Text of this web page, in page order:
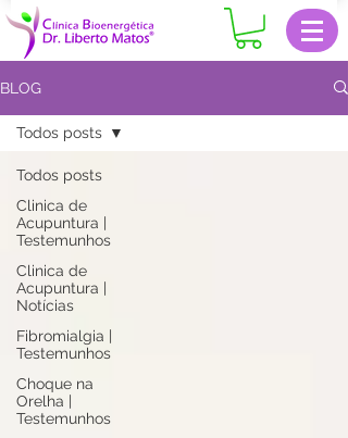
BLOG
Todos posts
Clinica de
Acupuntura |
Testemunhos
Clinica de
Acupuntura |
Notícias
Fibromialgia |
Testemunhos
Choque na
Orelha |
Testemunhos
Todos posts